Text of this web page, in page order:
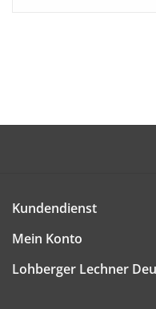
Kundendienst
Mein Konto
Lohberger Lechner